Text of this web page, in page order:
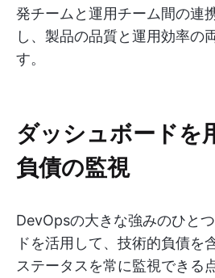
発チームと運用チーム間の連
し、製品の品質と運用効率の
す。
ダッシュボードを
負債の監視
DevOpsの大きな強みのひと
ドを活用して、技術的負債を
ステータスを常に監視できる